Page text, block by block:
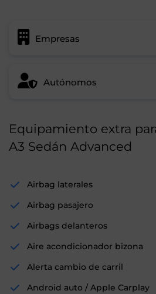
Empresas
Autónomos
Equipamiento extra
A3 Sedán Advanced
Airbag laterales
Airbag pasajero
Airbags delanteros
Aire acondicionador bizona
Alerta cambio de carril
Android auto / Apple Carplay